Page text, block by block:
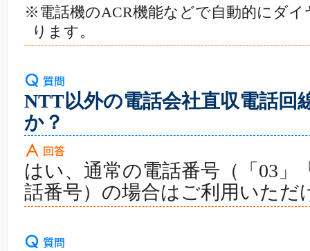
※電話機のACR機能などで自動的にダ
ります。
NTT以外の電話会社直収電話回
か？
はい、通常の電話番号（「03」
話番号）の場合はご利用いただ